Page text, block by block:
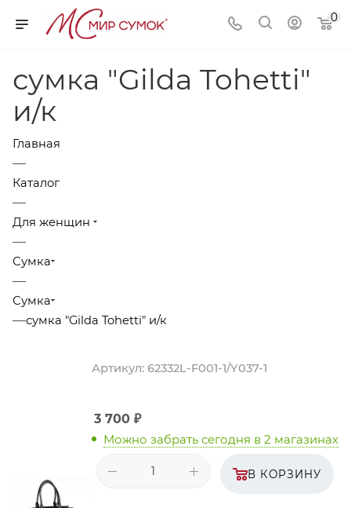
0
сумка "Gilda Tohetti"
и/к
Главная
—
Каталог
—
Для женщин
—
Сумка
—
Сумка
—сумка "Gilda Tohetti" и/к
Артикул: 62332L-F001-1/Y037-1
3 700 ₽
Можно забрать сегодня в 2 магазинах
В КОРЗИНУ